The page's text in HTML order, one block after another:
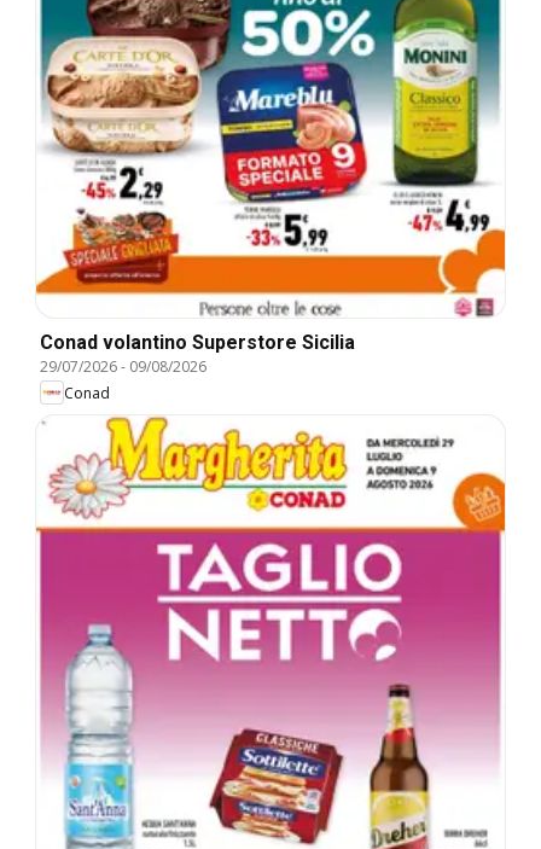
Conad volantino Superstore Sicilia
29/07/2026- 09/08/2026
Conad